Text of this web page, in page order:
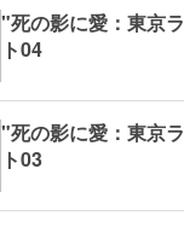
"死の影に愛：東京
ト04
"死の影に愛：東京
ト03